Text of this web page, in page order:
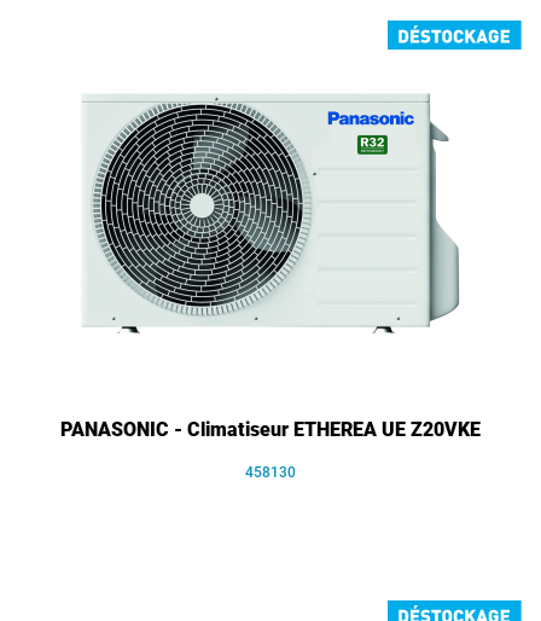
PANASONIC - Climatiseur ETHEREA UE Z20VKE
458130